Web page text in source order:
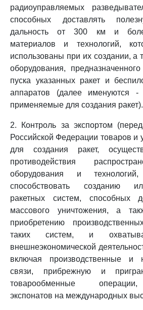
радиоуправляемых
способных доставлять
дальность от 300 км и
материалов и технологий,
использованы при их создании, а
оборудования,
пуска указанных ракет и
аппаратов (далее именуются
применяемые для создания ракет).
2. Контроль за экспортом
Российской Федерации товаров и
для создания ракет,
противодействия
оборудования и
способствовать созданию
ракетных систем, способных
массового уничтожения, а
приобретению
таких систем, и
внешнеэкономической
включая производственные и
связи, прибрежную и
товарообменные
экспонатов на международных